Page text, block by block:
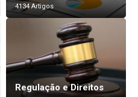
4134 Artigos
Regulação e Direitos